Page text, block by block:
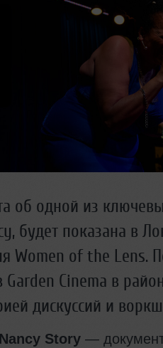
об одной из
будет показана в
Women of the Lens.
Garden Cinema в
дискуссий и
Story —